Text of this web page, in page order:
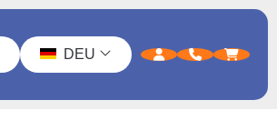
DEU